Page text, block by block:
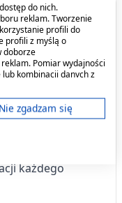
E, F i
w substancje
każdego
do nich.
reklam. Tworzenie
profili do
profili z myślą o
doborze
Pomiar wydajności
kombinacji danych z
i wysyłane do USA.
tej witryny/aplikacji.
IAB)
Nie zgadzam się